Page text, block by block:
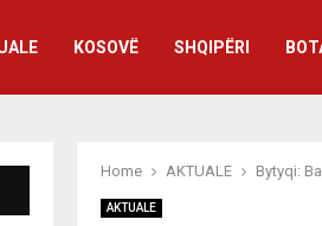
KOSOVË SHQIPËRI
Home AKTUALE Bytyqi:
AKTUALE